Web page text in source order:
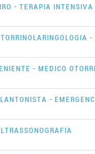
- TERAPIA INTENSIVA
-
- MEDICO
-